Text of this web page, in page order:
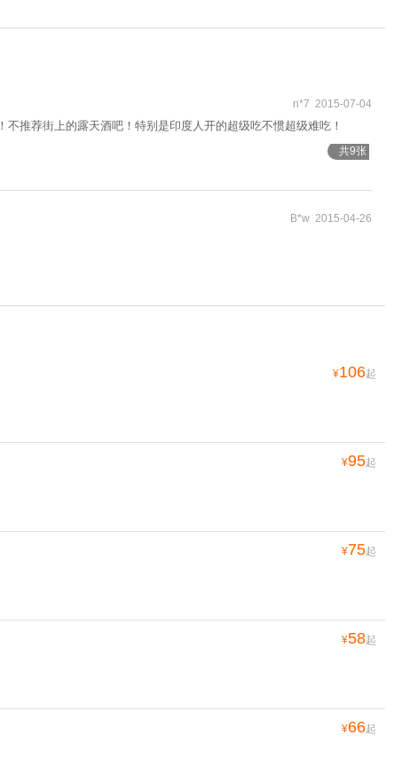
n*7 2015-07-04
推荐街上的露天酒吧！特别是印度人开的超级吃不惯超级难吃！
共9张
B*w 2015-04-26
¥106起
¥95起
¥75起
¥58起
¥66起